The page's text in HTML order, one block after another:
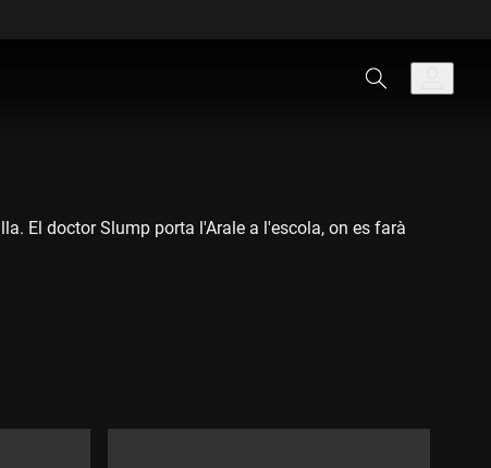
El doctor Slump porta l'Arale a l'escola, on es farà